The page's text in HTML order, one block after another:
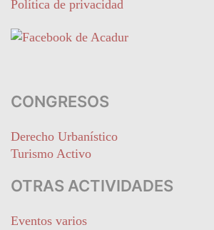
Política de privacidad
CONGRESOS
Derecho Urbanístico
Turismo Activo
OTRAS ACTIVIDADES
Eventos varios